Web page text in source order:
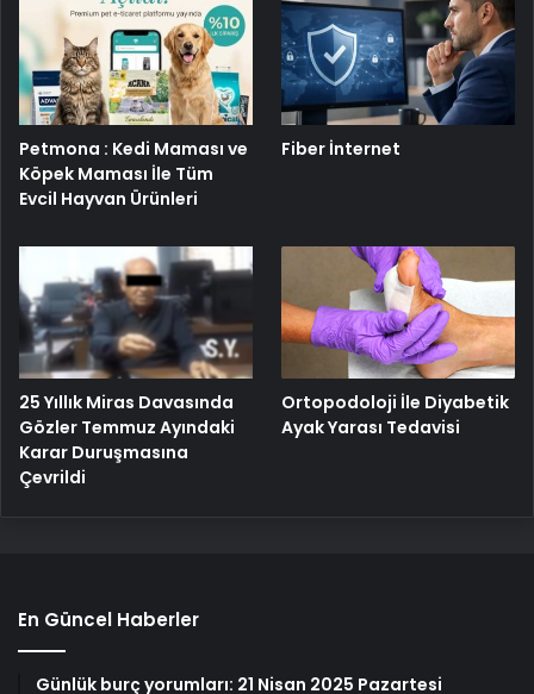
Petmona : Kedi Maması ve
Köpek Maması İle Tüm
Evcil Hayvan Ürünleri
Fiber İnternet
25 Yıllık Miras Davasında
Gözler Temmuz Ayındaki
Karar Duruşmasına
Çevrildi
Ortopodoloji İle Diyabetik
Ayak Yarası Tedavisi
En Güncel Haberler
Günlük burç yorumları: 21 Nisan 2025 Pazartesi